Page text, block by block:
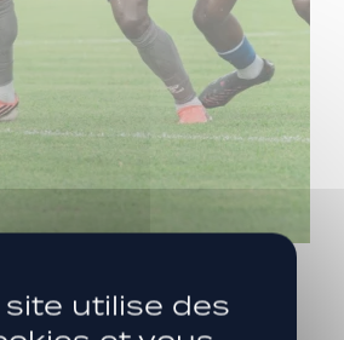
Bourg-en-Bresse
site utilise des